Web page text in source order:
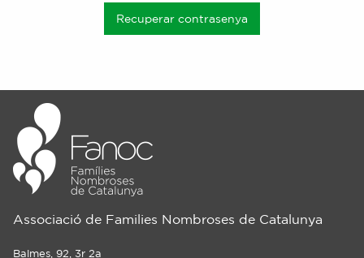
Recuperar contrasenya
Associació de Families Nombroses de Catalunya
Balmes, 92, 3r 2a